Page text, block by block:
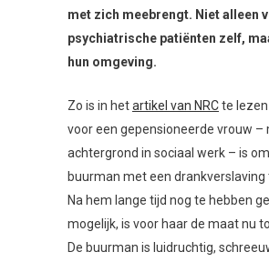
met zich meebrengt. Niet alleen
psychiatrische patiënten zelf,
hun omgeving.
Zo is in hetartikel van NRCte
voor een gepensioneerde vrouw –
achtergrond in sociaal werk – is
buurman met een drankverslaving
Na hem lange tijd nog te hebben
mogelijk, is voor haar de maat nu
De buurman is luidruchtig,